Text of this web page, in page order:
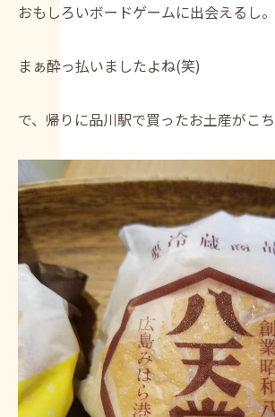
おもしろいボードゲームに出会えるし。
まぁ酔っ払いましたよね(笑)
で、帰りに品川駅で買ったお土産がこ